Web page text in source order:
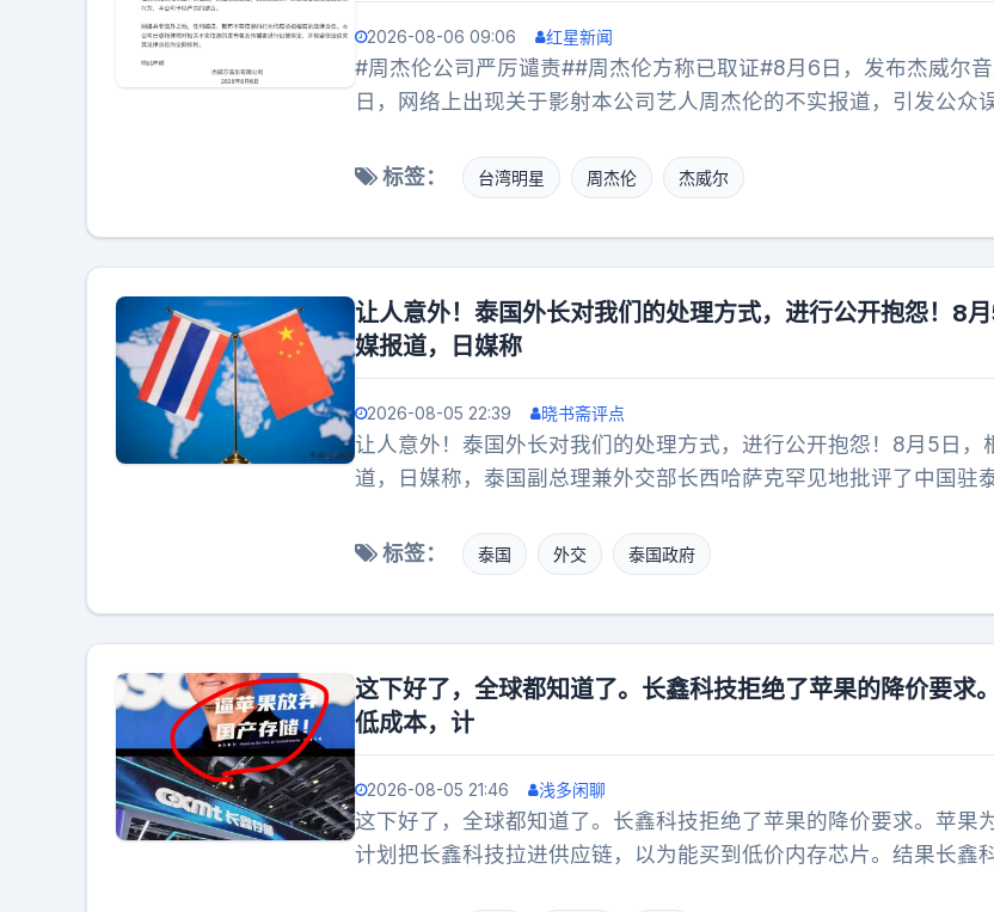
觉机不可失，所以决定去云南玩一趟避避暑了。”
2026-08-06 09:06 红星新闻
#周杰伦公司严厉谴责##周杰伦方称已取证#8月6日，发布杰威尔
日，网络上出现关于影射本公司艺人周杰伦的不实报道，引发公众
众取宠以博取流量的行为，本公司予以严厉的谴责。网络并非法外
造、散布不实信息的行为均应承担相应的法律责任。本公司已委托
信息的发布者及传播者进行证据保全，并保留依法追究其法律责任
标签： 台湾明星 周杰伦 杰威尔
让人意外！泰国外长对我们的处理方式，进行公开抱怨！8
媒报道，日媒称
2026-08-05 22:39 晓书斋评点
让人意外！泰国外长对我们的处理方式，进行公开抱怨！8月5日，
道，日媒称，泰国副总理兼外交部长西哈萨克罕见地批评了中国驻
中国的利益，还要努力通过向泰国社会解释来促进相互理解，并强
论不应进一步加剧当前的紧张局势。日媒表示，事件的起因是7月25
动场地发生的一起中国女粉丝与工作人员的冲突。事实上，该事件
名中国女粉丝清晨到场排队，用雨伞占位，被泰国粉丝举报“插队”
排队照片等证据自证，结果现场工作人员没有核实情况，直接要求
边物品。而该女生拿出手机录像取证，多名工作人员上前抢夺手机
国大使馆求助，我方使馆收到诉求之后公开发声，敦促泰方彻查事
维护中国公民人身权益。很显然，在本国公民遭遇粗暴对待，利益
使馆当然有义务维护本国公民的权益。为什么在我们的外交人员表
标签： 泰国 外交 泰国政府
这下好了，全球都知道了。长鑫科技拒绝了苹果的降价要求
低成本，计
2026-08-05 21:46 浅多闲聊
这下好了，全球都知道了。长鑫科技拒绝了苹果的降价要求。​苹果
计划把长鑫科技拉进供应链，以为能买到低价内存芯片。结果长鑫